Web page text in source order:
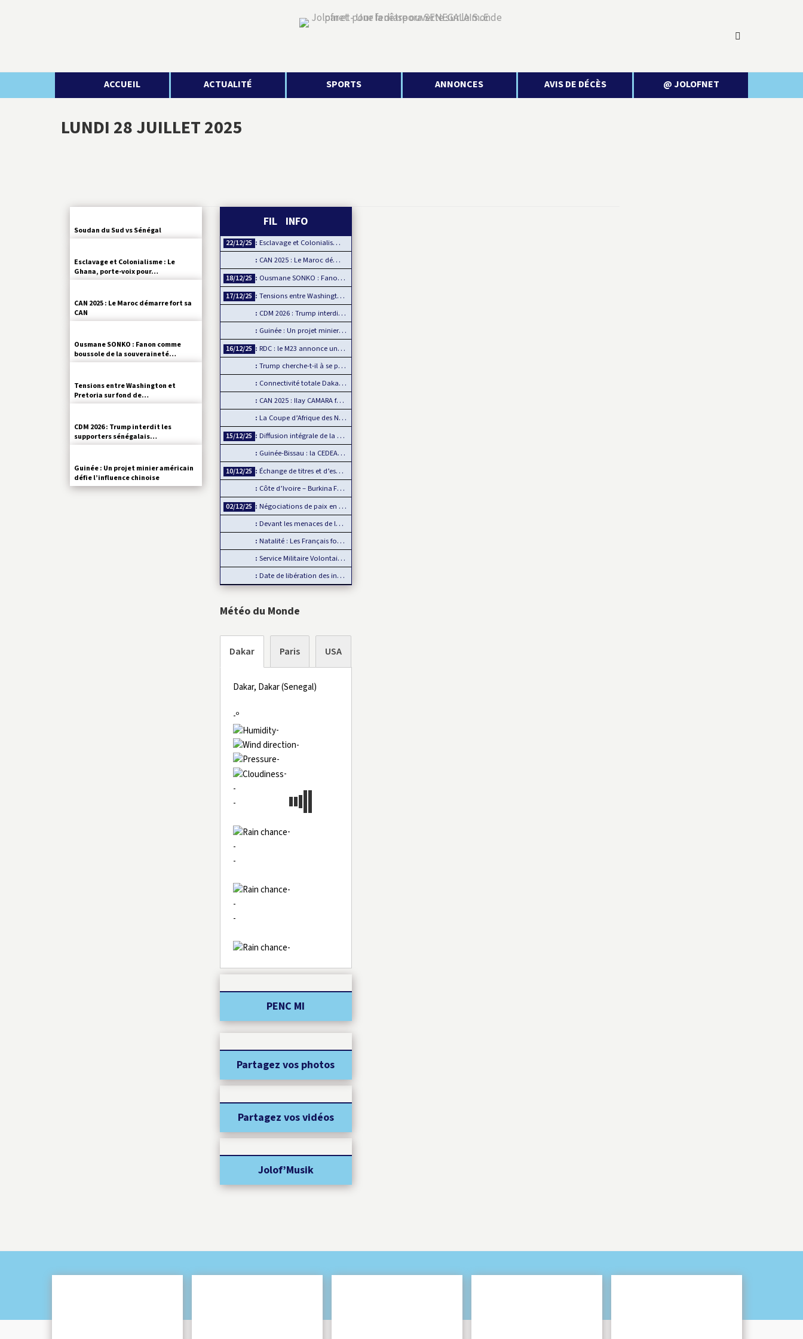
ACCUEIL ACTUALITÉ SPORTS ANNONCES AVIS DE DÉCÈS @ JOLOFNET
LUNDI 28 JUILLET 2025
Soudan du Sud vs Sénégal
Esclavage et Colonialisme : Le
Ghana, porte-voix pour…
CAN 2025 : Le Maroc démarre fort sa
CAN
Ousmane SONKO : Fanon comme
boussole de la souveraineté…
Tensions entre Washington et
Pretoria sur fond de…
CDM 2026 : Trump interdit les
supporters sénégalais…
Guinée : Un projet minier américain
défie l’influence chinoise
FIL INFO
22/12/25
Esclavage et Colonialisme : Le Ghana, porte-voix pour…
CAN 2025 : Le Maroc démarre fort sa CAN
18/12/25 Ousmane SONKO : Fanon comme boussole de la souveraineté…
17/12/25
Tensions entre Washington et Pretoria sur fond de…
CDM 2026 : Trump interdit les supporters sénégalais…
Guinée : Un projet minier américain défie l’influence chinoise
16/12/25
RDC : le M23 annonce un retrait d’Uvira, mais…
Trump cherche-t-il à se payer la tête de la BBC ?
Connectivité totale Dakar-AIBD avec le TER : L’APIX annonce…
CAN 2025 : Ilay CAMARA forfait, Mamadou Lamine CAMARA…
La Coupe d’Afrique des Nations, un événement de plus en plus…
15/12/25
Diffusion intégrale de la CAN 2025 par Sportdigital Fußball, le…
Guinée-Bissau : la CEDEAO rejette la transition militaire
10/12/25
Échange de titres et d’espèces : L’UMOA comble son retard
Côte d’Ivoire – Burkina Faso : Reprise du dialogue
02/12/25
Négociations de paix en Ukraine : L’Europe mise de côté
Devant les menaces de la Chine, Taïwan joue la carte de…
Natalité : Les Français font moins d’enfants
Service Militaire Volontaire en France : Des nouveautés en 2025
Date de libération des internationaux pour la CAN 2025 : Rumeur ou…
Météo du Monde
Dakar Paris USA
Dakar, Dakar (Senegal)
-º
-
-
-
-
-
-
-
-
-
-
-
-
-
PENC MI
Partagez vos photos
Partagez vos vidéos
Jolof’Musik